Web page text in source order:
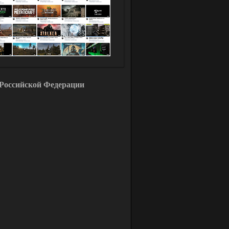
Федерации